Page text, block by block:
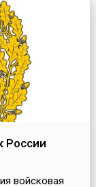
России
войсковая